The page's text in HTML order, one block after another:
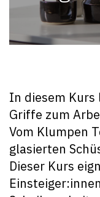
In diesem
Griffe zum
Vom Klumpen
glasierten
Dieser Kurs